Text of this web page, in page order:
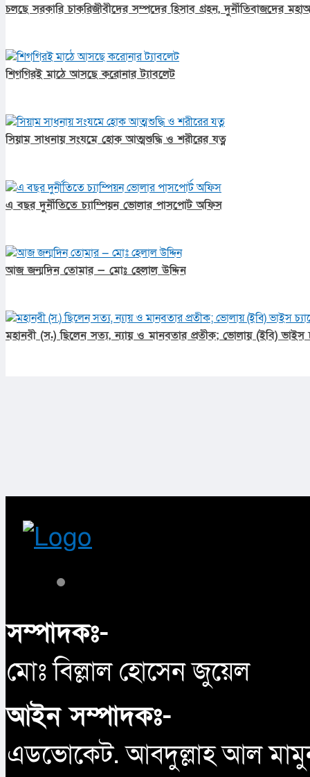
চলছে সরকারি চাকরিজীবীদের সম্পদের হিসাব গ্রহন, দুর্নীতিবাজদের
শিগগিরই মাঠে আসছে করোনার ট্যাবলেট
সিয়াম সাধনায় সংযমে হোক আত্মশুদ্ধি ও শরীরের যত্ন
এ বছর দুর্নীতিতে চ্যাম্পিয়ন ভোলার পাসপোর্ট অফিস
আজ জন্মদিন তোমার — মোঃ হেলাল উদ্দিন
মহানবী (স.) ছিলেন সত্য, ন্যায় ও মানবতার প্রতীক; ভোলায় (ইবি) ভাইস
সম্পাদকঃ-
মোঃ বিল্লাল হোসেন জুয়েল
আইন সম্পাদকঃ-
এডভোকেট. আবদুল্লাহ আল